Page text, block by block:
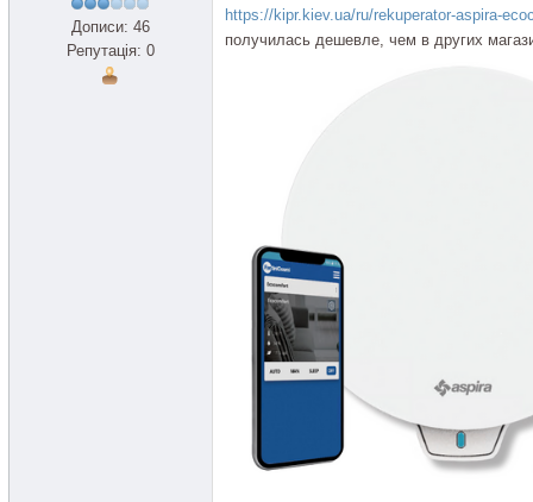
Дописи: 46
Репутація: 0
https://kipr.kiev.ua/ru/rekuperator-aspira-
получилась дешевле, чем в других